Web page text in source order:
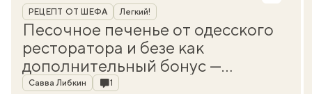
Рубрика
РЕЦЕПТ ОТ ШЕФА Легкий!
Песочное печенье от одесского
ресторатора и безе как
дополнительный бонус —
простой рецепт
Автор
Савва Либкин Комментарии
1